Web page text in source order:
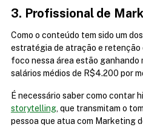
3. Profissional de
Como o conteúdo tem sido um
estratégia de atração e retenção
foco nessa área estão ganhando
salários médios de R$4.200 por
storytelling, que transmitam o
pessoa que atua com Marketing